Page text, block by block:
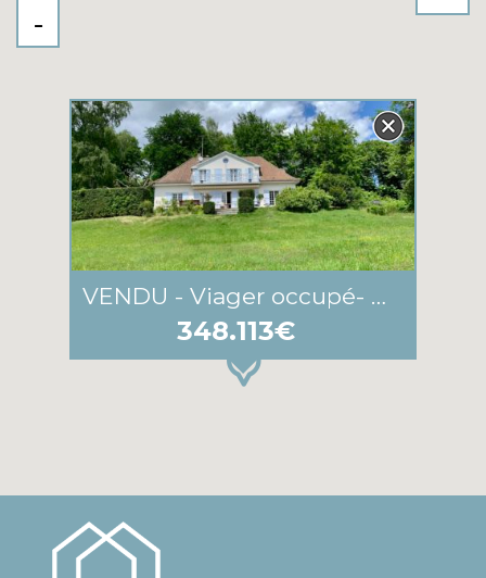
VENDU - Viager occupé- Magnifique maison de 266m2 sur une propriété d'1 hectare 350 à Montigny-sur-Loing
348.113€